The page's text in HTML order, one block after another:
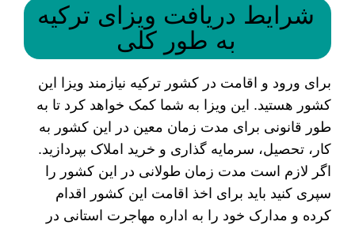
شرایط دریافت ویزای ترکیه
به طور کلی
برای ورود و اقامت در کشور ترکیه نیازمند ویزا این
کشور هستید. این ویزا به شما کمک خواهد کرد تا به
طور قانونی برای مدت زمان معین در این کشور به
کار، تحصیل، سرمایه گذاری و خرید املاک بپردازید.
اگر لازم است مدت زمان طولانی در این کشور را
سپری کنید باید برای اخذ اقامت این کشور اقدام
کرده و مدارک خود را به اداره مهاجرت استانی در